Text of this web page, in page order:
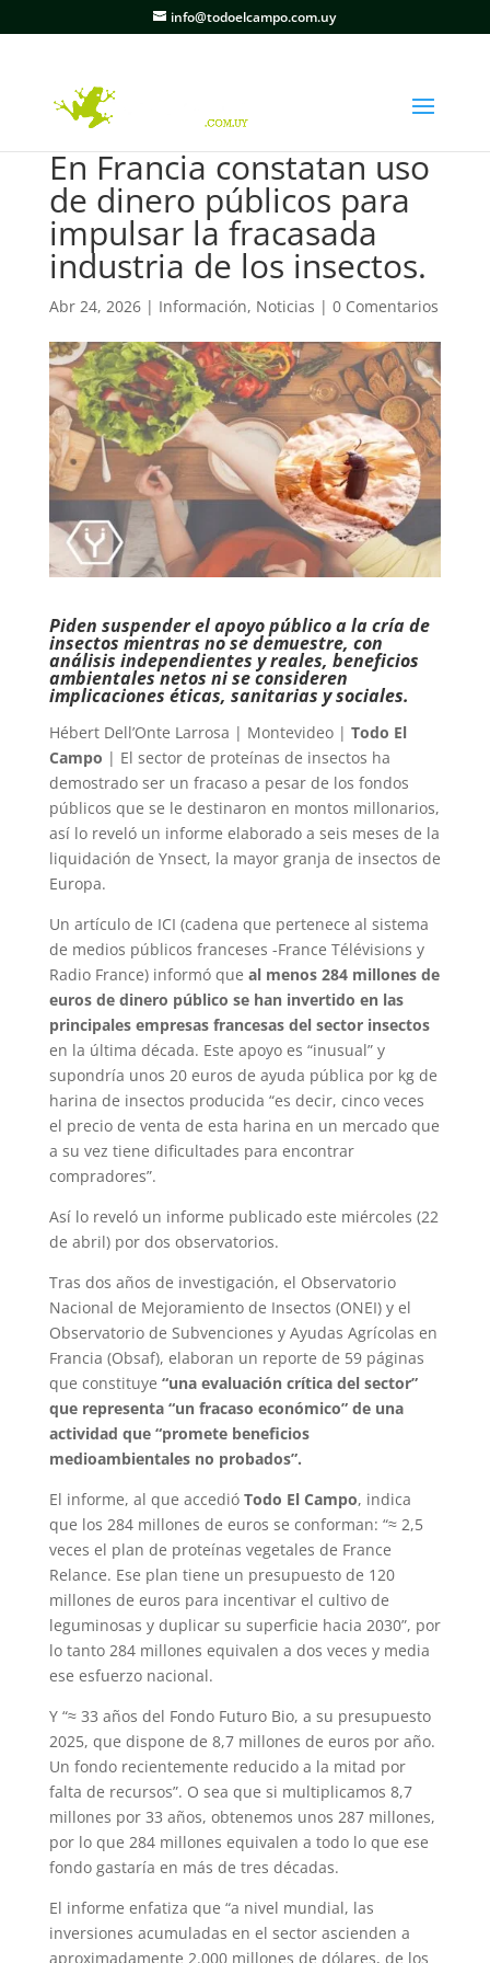
info@todoelcampo.com.uy
En Francia constatan uso
de dinero públicos para
impulsar la fracasada
industria de los insectos.
Abr 24, 2026| Información, Noticias | 0 Comentarios
Piden suspender el apoyo público a la cría de
insectos mientras no se demuestre, con
análisis independientes y reales, beneficios
ambientales netos ni se consideren
implicaciones éticas, sanitarias y sociales.
Hébert Dell’Onte Larrosa | Montevideo | Todo El
Campo | El sector de proteínas de insectos ha
demostrado ser un fracaso a pesar de los fondos
públicos que se le destinaron en montos millonarios,
así lo reveló un informe elaborado a seis meses de la
liquidación de Ynsect, la mayor granja de insectos de
Europa.
Un artículo de ICI (cadena que pertenece al sistema
de medios públicos franceses -France Télévisions y
Radio France) informó que al menos 284 millones de
euros de dinero público se han invertido en las
principales empresas francesas del sector insectos
en la última década. Este apoyo es “inusual” y
supondría unos 20 euros de ayuda pública por kg de
harina de insectos producida “es decir, cinco veces
el precio de venta de esta harina en un mercado que
a su vez tiene dificultades para encontrar
compradores”.
Así lo reveló un informe publicado este miércoles (22
de abril) por dos observatorios.
Tras dos años de investigación, el Observatorio
Nacional de Mejoramiento de Insectos (ONEI) y el
Observatorio de Subvenciones y Ayudas Agrícolas en
Francia (Obsaf), elaboran un reporte de 59 páginas
que constituye “una evaluación crítica del sector”
que representa “un fracaso económico” de una
actividad que “promete beneficios
medioambientales no probados”.
El informe, al que accedió Todo El Campo, indica
que los 284 millones de euros se conforman: “≈ 2,5
veces el plan de proteínas vegetales de France
Relance. Ese plan tiene un presupuesto de 120
millones de euros para incentivar el cultivo de
leguminosas y duplicar su superficie hacia 2030”, por
lo tanto 284 millones equivalen a dos veces y media
ese esfuerzo nacional.
Y “≈ 33 años del Fondo Futuro Bio, a su presupuesto
2025, que dispone de 8,7 millones de euros por año.
Un fondo recientemente reducido a la mitad por
falta de recursos”. O sea que si multiplicamos 8,7
millones por 33 años, obtenemos unos 287 millones,
por lo que 284 millones equivalen a todo lo que ese
fondo gastaría en más de tres décadas.
El informe enfatiza que “a nivel mundial, las
inversiones acumuladas en el sector ascienden a
aproximadamente 2.000 millones de dólares, de los